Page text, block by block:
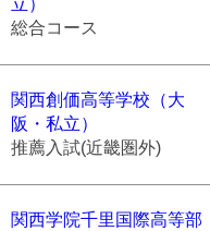
立）
総合コース
関西創価高等学校（大
阪・私立）
推薦入試(近畿圏外)
関西学院千里国際高等部